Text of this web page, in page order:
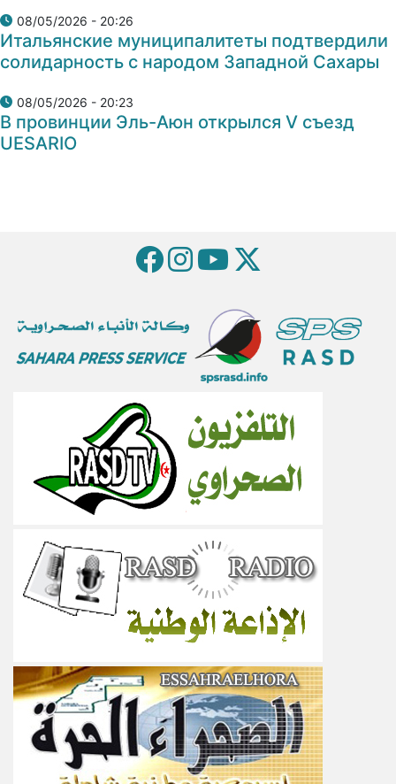
08/05/2026 - 20:26
Итальянские муниципалитеты подтвердили
солидарность с народом Западной Сахары
08/05/2026 - 20:23
В провинции Эль-Аюн открылся V съезд
UESARIO